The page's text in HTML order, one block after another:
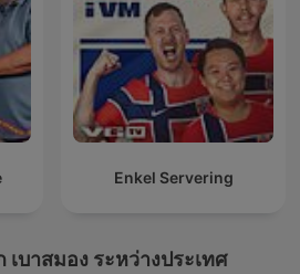
Enkel Servering
บาสมอง ระหว่างประเทศ